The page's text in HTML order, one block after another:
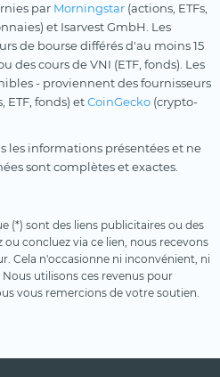
par Morningstar (actions, ETFs,
et Isarvest GmbH. Les
de bourse différés d'au moins 15
des cours de VNI (ETF, fonds). Les
- proviennent des fournisseurs
ETF, fonds) etCoinGecko (crypto-
les informations présentées et ne
sont complètes et exactes.
(*) sont des liens publicitaires ou des
ou concluez via ce lien, nous recevons
Cela n'occasionne ni inconvénient, ni
utilisons ces revenus pour
vous remercions de votre soutien.